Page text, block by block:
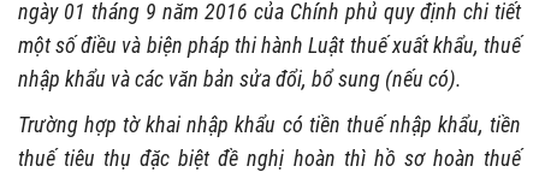
ngày 01 tháng 9 năm 2016 của Chính phủ quy định chi tiết
một số điều và biện pháp thi hành Luật thuế xuất khẩu, thuế
nhập khẩu và các văn bản sửa đổi, bổ sung (nếu có).
Trường hợp tờ khai nhập khẩu có tiền thuế nhập khẩu, tiền
thuế tiêu thụ đặc biệt đề nghị hoàn thì hồ sơ hoàn thuế